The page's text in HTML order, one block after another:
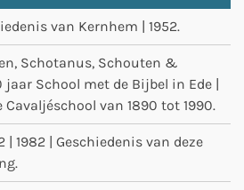
van Kernhem | 1952.
Schotanus, Schouten &
School met de Bijbel in Ede |
van 1890 tot 1990.
| 1982 | Geschiedenis van deze